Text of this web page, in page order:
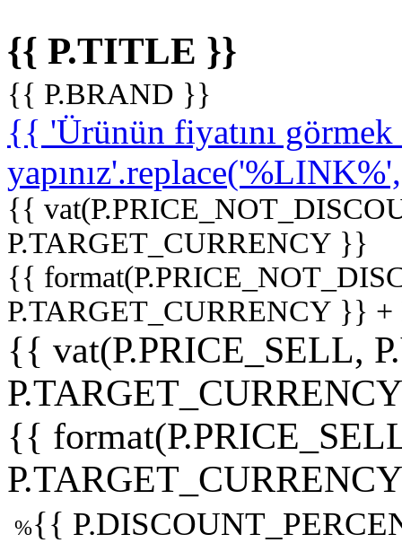
{{ P.TITLE }}
{{ P.BRAND }}
{{ 'Ürünün fiyatını
{{
P.TARGET_CURRENCY }}
{{
P.TARGET_CURRENCY }}
{{ vat(P.PRICE_SELL,
{{
%{{